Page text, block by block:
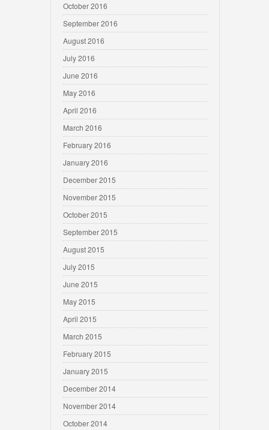
October 2016
September 2016
August 2016
July 2016
June 2016
May 2016
April 2016
March 2016
February 2016
January 2016
December 2015
November 2015
October 2015
September 2015
August 2015
July 2015
June 2015
May 2015
April 2015
March 2015
February 2015
January 2015
December 2014
November 2014
October 2014